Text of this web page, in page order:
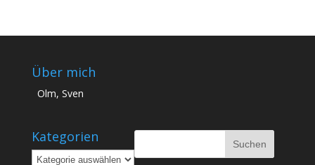
Über mich
Olm, Sven
Kategorien
Kategorien